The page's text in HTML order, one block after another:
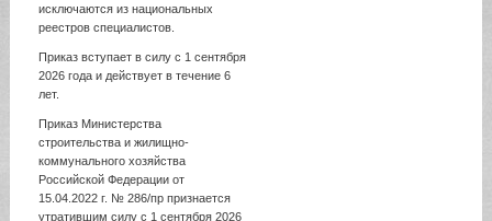
исключаются из национальных
реестров специалистов.
Приказ вступает в силу с 1 сентября
2026 года и действует в течение 6
лет.
Приказ Министерства
строительства и жилищно-
коммунального хозяйства
Российской Федерации от
15.04.2022 г. № 286/пр признается
утратившим силу с 1 сентября 2026